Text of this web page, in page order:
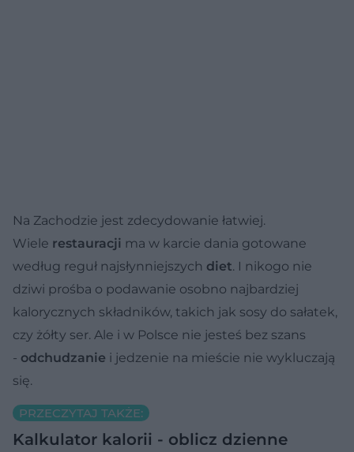
Na Zachodzie jest zdecydowanie łatwiej.
Wiele restauracji ma w karcie dania gotowane
według reguł najsłynniejszych diet. I nikogo nie
dziwi prośba o podawanie osobno najbardziej
kalorycznych składników, takich jak sosy do sałatek,
czy żółty ser. Ale i w Polsce nie jesteś bez szans
- odchudzanie i jedzenie na mieście nie wykluczają
się.
PRZECZYTAJ TAKŻE:
Kalkulator kalorii - oblicz dzienne